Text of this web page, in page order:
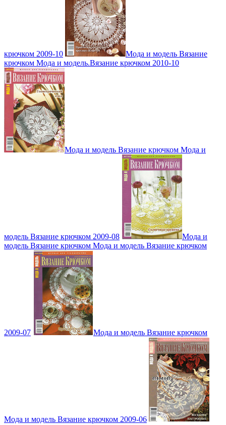
крючком 2009-10
Мода и модель Вязание
крючком Мода и модель.Вязание крючком 2010-10
Мода и модель Вязание крючком Мода и
модель Вязание крючком 2009-08
Мода и
модель Вязание крючком Мода и модель Вязание крючком
2009-07 Мода и модель Вязание крючком
Мода и модель Вязание крючком 2009-06